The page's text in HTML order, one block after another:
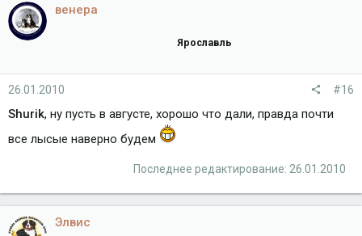
венера
Ярославль
26.01.2010 #16
Shurik, ну пусть в августе, хорошо что дали, правда почти
все лысые наверно будем
Последнее редактирование: 26.01.2010
Элвис